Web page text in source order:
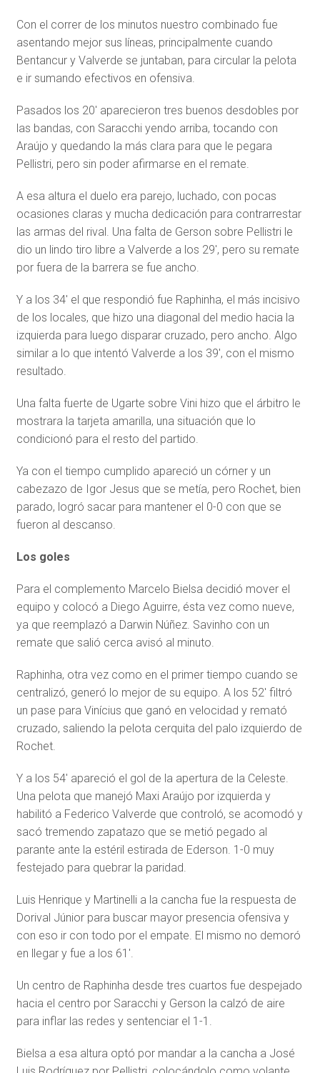
Con el correr de los minutos nuestro combinado fue
asentando mejor sus líneas, principalmente cuando
Bentancur y Valverde se juntaban, para circular la pelota
e ir sumando efectivos en ofensiva.
Pasados los 20′ aparecieron tres buenos desdobles por
las bandas, con Saracchi yendo arriba, tocando con
Araújo y quedando la más clara para que le pegara
Pellistri, pero sin poder afirmarse en el remate.
A esa altura el duelo era parejo, luchado, con pocas
ocasiones claras y mucha dedicación para contrarrestar
las armas del rival. Una falta de Gerson sobre Pellistri le
dio un lindo tiro libre a Valverde a los 29′, pero su remate
por fuera de la barrera se fue ancho.
Y a los 34′ el que respondió fue Raphinha, el más incisivo
de los locales, que hizo una diagonal del medio hacia la
izquierda para luego disparar cruzado, pero ancho. Algo
similar a lo que intentó Valverde a los 39′, con el mismo
resultado.
Una falta fuerte de Ugarte sobre Vini hizo que el árbitro le
mostrara la tarjeta amarilla, una situación que lo
condicionó para el resto del partido.
Ya con el tiempo cumplido apareció un córner y un
cabezazo de Igor Jesus que se metía, pero Rochet, bien
parado, logró sacar para mantener el 0-0 con que se
fueron al descanso.
Los goles
Para el complemento Marcelo Bielsa decidió mover el
equipo y colocó a Diego Aguirre, ésta vez como nueve,
ya que reemplazó a Darwin Núñez. Savinho con un
remate que salió cerca avisó al minuto.
Raphinha, otra vez como en el primer tiempo cuando se
centralizó, generó lo mejor de su equipo. A los 52′ filtró
un pase para Vinícius que ganó en velocidad y remató
cruzado, saliendo la pelota cerquita del palo izquierdo de
Rochet.
Y a los 54′ apareció el gol de la apertura de la Celeste.
Una pelota que manejó Maxi Araújo por izquierda y
habilitó a Federico Valverde que controló, se acomodó y
sacó tremendo zapatazo que se metió pegado al
parante ante la estéril estirada de Ederson. 1-0 muy
festejado para quebrar la paridad.
Luis Henrique y Martinelli a la cancha fue la respuesta de
Dorival Júnior para buscar mayor presencia ofensiva y
con eso ir con todo por el empate. El mismo no demoró
en llegar y fue a los 61′.
Un centro de Raphinha desde tres cuartos fue despejado
hacia el centro por Saracchi y Gerson la calzó de aire
para inflar las redes y sentenciar el 1-1.
Bielsa a esa altura optó por mandar a la cancha a José